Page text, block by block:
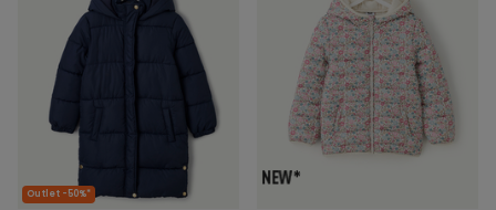
Outlet -50%*